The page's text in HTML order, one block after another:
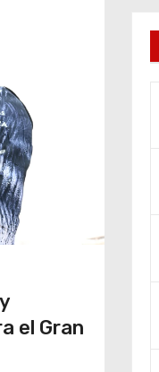
el Gran